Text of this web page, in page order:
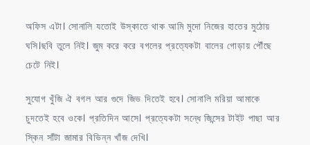
অফিস এটা। সোনালি যতোই উস্কাতে থাক আমি মুদো নিজের হাতের মুঠোয়
ঘসি।ছবি তুলে নিই। জুম করে করে বগলের প্রত্যেকটা বালের গোড়ায় পৌঁছে
চেটে নিই।
সুযোগ খুঁজি ঐ বগল আর গুদে জিভ দিতেই হবে। সোনালি মরিয়া আমাকে
চুদতেই হবে ওকে। প্রতিদিন আসে। প্রত্যেকটা সন্ধে জিন্সের টাইট পাছা আর
স্কিন সাঁটা জামার বিভিন্ন খাঁজ দেখি।